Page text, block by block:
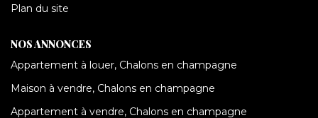
Plan du site
NOS ANNONCES
Appartement à louer, Chalons en champagne
Maison à vendre, Chalons en champagne
Appartement à vendre, Chalons en champagne